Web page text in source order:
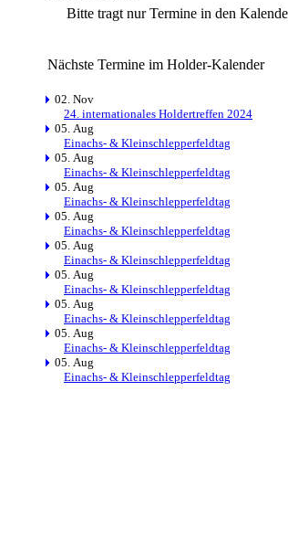
Bitte tragt nur Termine in den
Nächste Termine im Holder-Kalender
02. Nov
24. internationales Holdertreffen 2024
05. Aug
Einachs- & Kleinschlepperfeldtag
05. Aug
Einachs- & Kleinschlepperfeldtag
05. Aug
Einachs- & Kleinschlepperfeldtag
05. Aug
Einachs- & Kleinschlepperfeldtag
05. Aug
Einachs- & Kleinschlepperfeldtag
05. Aug
Einachs- & Kleinschlepperfeldtag
05. Aug
Einachs- & Kleinschlepperfeldtag
05. Aug
Einachs- & Kleinschlepperfeldtag
05. Aug
Einachs- & Kleinschlepperfeldtag